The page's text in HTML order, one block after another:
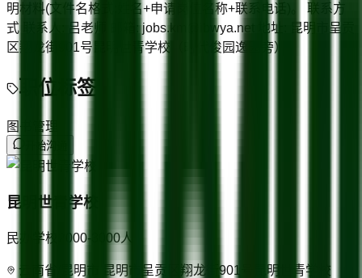
明材料(文件名格式:姓名+申请岗位名称+联系电话)。 联系方
式 联系人: 吕老师 邮箱: jobs.km@ibwya.net 地址: 昆明市呈贡
区翔龙街901号昆明世青学校（时代俊园逸园旁）
职位标签
图书管理
开始沟通
昆明世青学校
民办学校 2000-3000人
云南省/昆明市 昆明市呈贡区翔龙街901号昆明世青学校